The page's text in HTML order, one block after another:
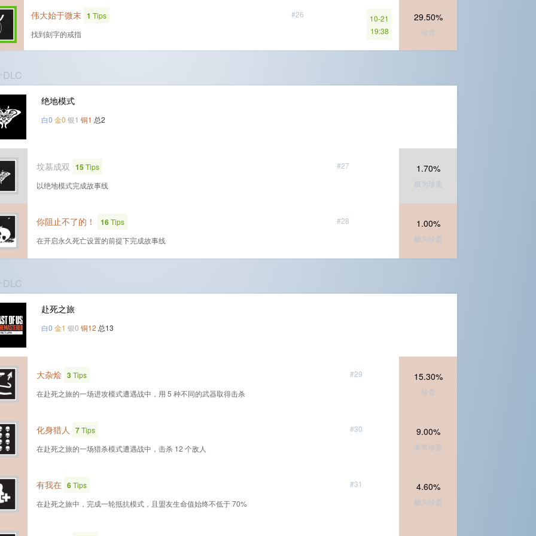
#26
伟大始于微末 1 Tips
找到刻字的戒指
10-21
19:38
29.50%
珍贵
绝地模式
白0 金0 银1 铜1 总2
#27
坟墓成双 15Tips
以绝地模式完成故事线
1.70%
极为珍贵
#28
你阻止不了的！ 16Tips
在开启永久死亡设置的前提下完成故事线
1.00%
极为珍贵
赴死之旅
白0 金1 银0 铜12 总13
#29
大杂烩 3Tips
在赴死之旅的一场进攻模式遭遇战中，用 5 种不同的武器取得击杀
15.30%
珍贵
#30
化身猎人 7Tips
在赴死之旅的一场猎杀模式遭遇战中，击杀 12 个敌人
9.00%
非常珍贵
#31
有我在 6Tips
在赴死之旅中，完成一轮抵抗模式，且盟友生命值始终不低于 70%
4.60%
极为珍贵